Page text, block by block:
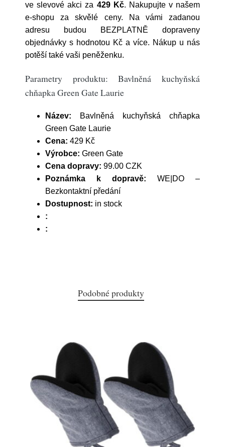
ve slevové akci za 429 Kč. Nakupujte v našem
e-shopu za skvělé ceny. Na vámi zadanou
adresu budou BEZPLATNĚ dopraveny
objednávky s hodnotou Kč a více. Nákup u nás
potěší také vaši peněženku.
Parametry produktu: Bavlněná kuchyňská
chňapka Green Gate Laurie
Název: Bavlněná kuchyňská chňapka
Green Gate Laurie
Cena: 429 Kč
Výrobce: Green Gate
Cena dopravy: 99.00 CZK
Poznámka k dopravě: WE|DO –
Bezkontaktní předání
Dostupnost: in stock
:
:
Podobné produkty